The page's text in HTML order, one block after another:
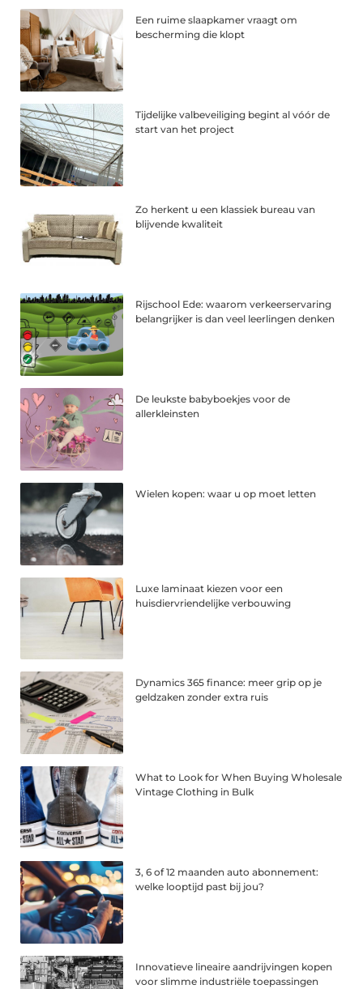
Een ruime slaapkamer vraagt om
bescherming die klopt
Tijdelijke valbeveiliging begint al vóór de
start van het project
Zo herkent u een klassiek bureau van
blijvende kwaliteit
Rijschool Ede: waarom verkeerservaring
belangrijker is dan veel leerlingen denken
De leukste babyboekjes voor de
allerkleinsten
Wielen kopen: waar u op moet letten
Luxe laminaat kiezen voor een
huisdiervriendelijke verbouwing
Dynamics 365 finance: meer grip op je
geldzaken zonder extra ruis
What to Look for When Buying Wholesale
Vintage Clothing in Bulk
3, 6 of 12 maanden auto abonnement:
welke looptijd past bij jou?
Innovatieve lineaire aandrijvingen kopen
voor slimme industriële toepassingen